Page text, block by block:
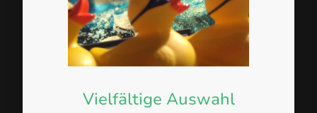
Vielfältige Auswahl